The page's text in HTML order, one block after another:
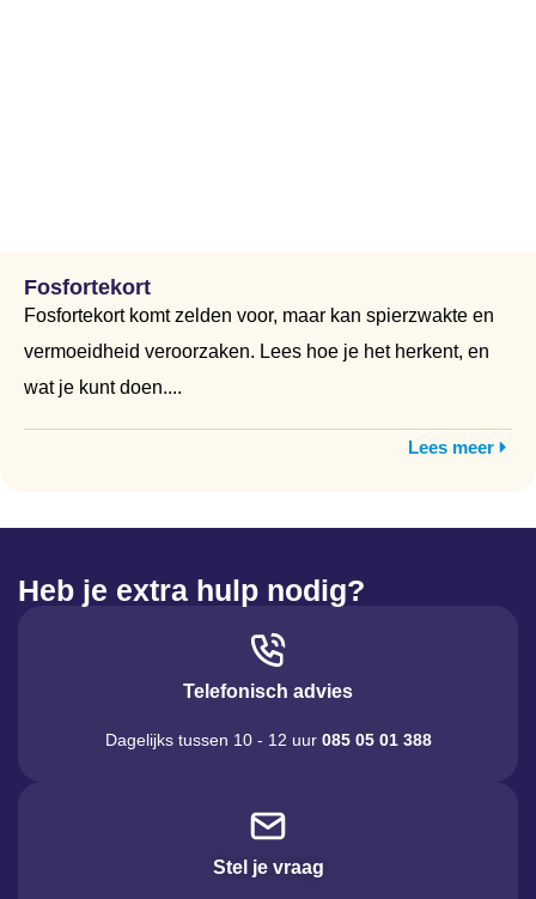
Fosfortekort
Fosfortekort komt zelden voor, maar kan spierzwakte en
vermoeidheid veroorzaken. Lees hoe je het herkent, en
wat je kunt doen....
Lees meer
Heb je extra hulp nodig?
Telefonisch advies
Dagelijks tussen 10 - 12 uur 085 05 01 388
Stel je vraag